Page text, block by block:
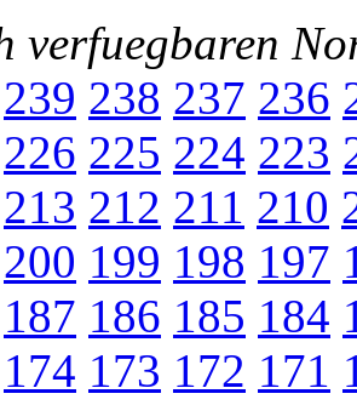
verfuegbaren
239 238 237 236
226 225 224 223
213 212 211 210
200 199 198 197
187 186 185 184
174 173 172 171